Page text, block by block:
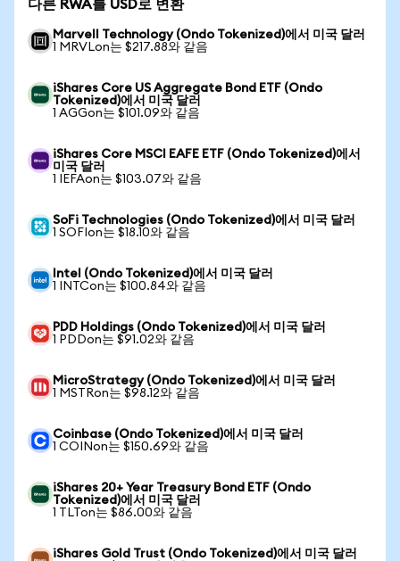
다른 RWA를 USD로 변환
Marvell Technology (Ondo Tokenized)에서 미국 달러
1 MRVLon는 $217.88와 같음
iShares Core US Aggregate Bond ETF (Ondo
Tokenized)에서 미국 달러
1 AGGon는 $101.09와 같음
iShares Core MSCI EAFE ETF (Ondo Tokenized)에서
미국 달러
1 IEFAon는 $103.07와 같음
SoFi Technologies (Ondo Tokenized)에서 미국 달러
1 SOFIon는 $18.10와 같음
Intel (Ondo Tokenized)에서 미국 달러
1 INTCon는 $100.84와 같음
PDD Holdings (Ondo Tokenized)에서 미국 달러
1 PDDon는 $91.02와 같음
MicroStrategy (Ondo Tokenized)에서 미국 달러
1 MSTRon는 $98.12와 같음
Coinbase (Ondo Tokenized)에서 미국 달러
1 COINon는 $150.69와 같음
iShares 20+ Year Treasury Bond ETF (Ondo
Tokenized)에서 미국 달러
1 TLTon는 $86.00와 같음
iShares Gold Trust (Ondo Tokenized)에서 미국 달러